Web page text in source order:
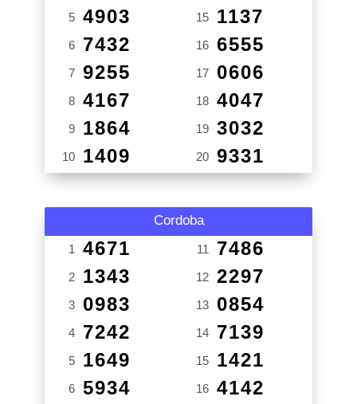
5 4903
6 7432
7 9255
8 4167
9 1864
10 1409
15 1137
16 6555
17 0606
18 4047
19 3032
20 9331
Cordoba
1 4671
2 1343
3 0983
4 7242
5 1649
6 5934
11 7486
12 2297
13 0854
14 7139
15 1421
16 4142